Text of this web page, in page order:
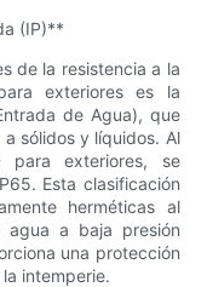
(IP)**
de la resistencia a la
exteriores es la
de Agua), que
sólidos y líquidos. Al
para exteriores, se
Esta clasificación
herméticas al
a baja presión
una protección
intemperie.